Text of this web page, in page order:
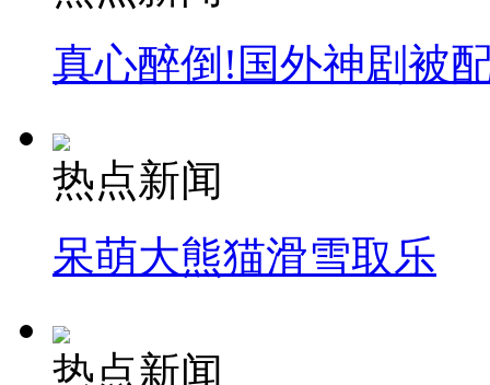
真心醉倒!国外神剧被
热点新闻
呆萌大熊猫滑雪取乐
热点新闻